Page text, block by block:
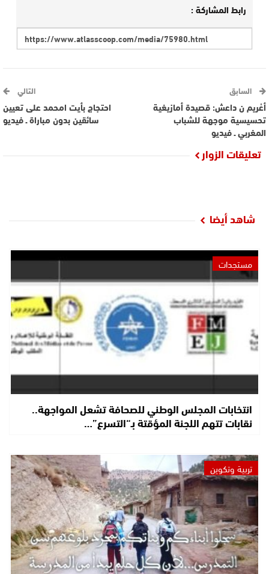
رابط المشاركة :
السابق
أعْريم ن داعش: قصيدة أمازيغية
تحسيسية موجهة للشباب
المغربي ـ فيديو
التالي
احتجاج بأيت امحمد على تعيين
سائقين بدون مباراة ـ فيديو
تعليقات الزوار
شاهد أيضا
مستجدات
انتخابات المجلس الوطني للصحافة تشعل المواجهة..
نقابات تتهم اللجنة المؤقتة بـ“التسرع”…
تربية وتكوين